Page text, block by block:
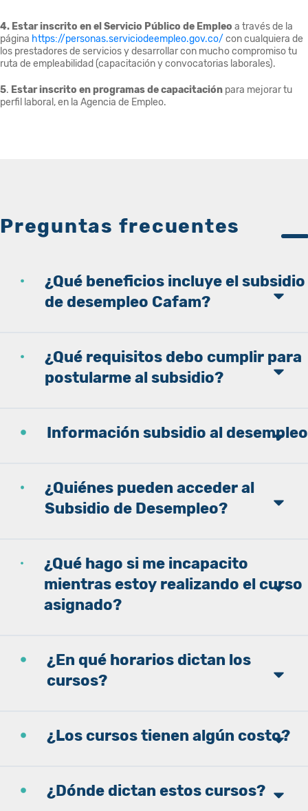
4. Estar inscrito en el Servicio Público de Empleo a través de la
página https://personas.serviciodeempleo.gov.co/ con cualquiera de
los prestadores de servicios y desarrollar con mucho compromiso tu
ruta de empleabilidad (capacitación y convocatorias laborales).
5. Estar inscrito en programas de capacitación para mejorar tu
perfil laboral, en la Agencia de Empleo.
Preguntas frecuentes
¿Qué beneficios incluye el subsidio
de desempleo Cafam?
¿Qué requisitos debo cumplir para
postularme al subsidio?
Información subsidio al desempleo
¿Quiénes pueden acceder al
Subsidio de Desempleo?
¿Qué hago si me incapacito
mientras estoy realizando el curso
asignado?
¿En qué horarios dictan los
cursos?
¿Los cursos tienen algún costo?
¿Dónde dictan estos cursos?